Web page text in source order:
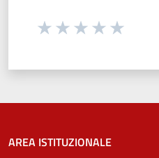
Seleziona una
AREA ISTITUZIONALE